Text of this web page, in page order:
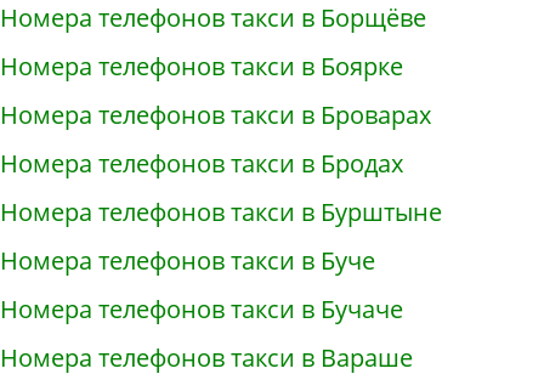
Номера телефонов такси в Борщёве
Номера телефонов такси в Боярке
Номера телефонов такси в Броварах
Номера телефонов такси в Бродах
Номера телефонов такси в Бурштыне
Номера телефонов такси в Буче
Номера телефонов такси в Бучаче
Номера телефонов такси в Вараше